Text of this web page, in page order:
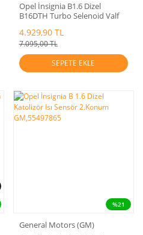
Opel İnsignia B1.6 Dizel
B16DTH Turbo Selenoid Valf
4.929,90 TL
7.095,00 TL
SEPETE EKLE
%21
General Motors (GM)